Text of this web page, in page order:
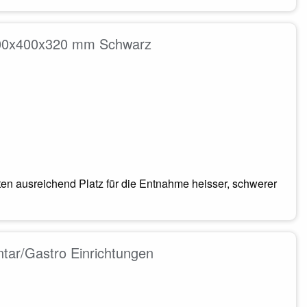
mm Schwarz
ausreichend Platz für die Entnahme heisser, schwerer
Gastro Einrichtungen